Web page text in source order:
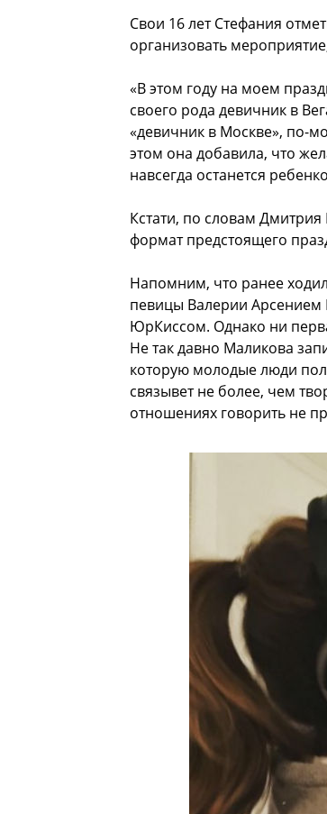
Свои 16 лет Стефания
организовать
«В этом году на моем
своего рода девичник в
«девичник в Москве», по-
этом она добавила, что
навсегда останется
Кстати, по словам
формат предстоящего
Напомним, что ранее
певицы Валерии
ЮрКиссом. Однако ни
Не так давно Маликова
которую молодые люди
связывет не более, чем
отношениях говорить не